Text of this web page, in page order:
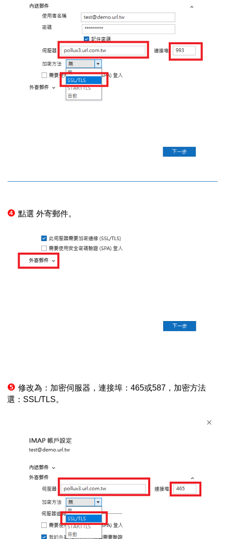
❹ 點選 外寄郵件。
❺ 修改為：加密伺服器，連接埠： 465或587 ，加密方法
選： SSL/TLS。